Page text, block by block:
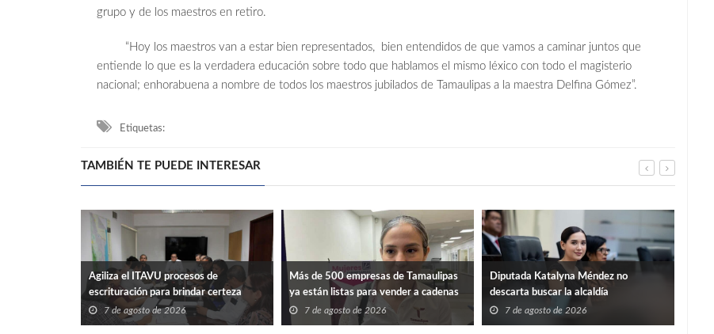
grupo y de los maestros en retiro.
“Hoy los maestros van a estar bien representados, bien entendidos de que vamos a caminar juntos que
entiende lo que es la verdadera educación sobre todo que hablamos el mismo léxico con todo el magisterio
nacional; enhorabuena a nombre de todos los maestros jubilados de Tamaulipas a la maestra Delfina Gómez”.
Etiquetas:
TAMBIÉN TE PUEDE INTERESAR
Agiliza el ITAVU procesos de
escrituración para brindar certeza
patrimonial a más familias de
Tamaulipas
7 de agosto de 2026
Más de 500 empresas de Tamaulipas
ya están listas para vender a cadenas
comerciales
7 de agosto de 2026
Diputada Katalyna Méndez no
descarta buscar la alcaldía
7 de agosto de 2026